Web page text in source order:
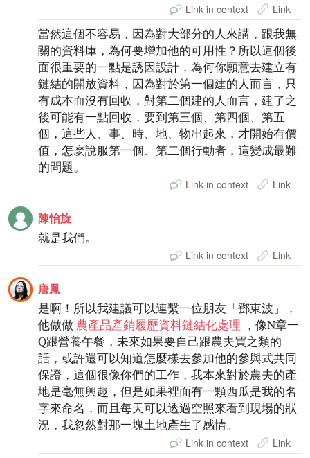
Link in context Link
當然這個不容易，因為對大部分的人來講，跟我無
關的資料庫，為何要增加他的可用性？所以這個後
面很重要的一點是誘因設計，為何你願意去建立有
鏈結的開放資料，因為對於第一個建的人而言，只
有成本而沒有回收，對第二個建的人而言，建了之
後可能有一點回收，要到第三個、第四個、第五
個，這些人、事、時、地、物串起來，才開始有價
值，怎麼說服第一個、第二個行動者，這變成最難
的問題。
Link in context Link
陳怡旋
就是我們。
Link in context Link
唐鳳
是啊！所以我建議可以連繫一位朋友「鄧東波」，
他做做 農產品產銷履歷資料鏈結化處理 ，像N章一
Q跟營養午餐，未來如果要自己跟農夫買之類的
話，或許還可以知道怎麼樣去參加他的參與式共同
保證，這個很像你們的工作，我本來對於農夫的產
地是毫無興趣，但是如果裡面有一顆西瓜是我的名
字來命名，而且每天可以透過空照來看到現場的狀
況，我忽然對那一塊土地產生了感情。
Link in context Link